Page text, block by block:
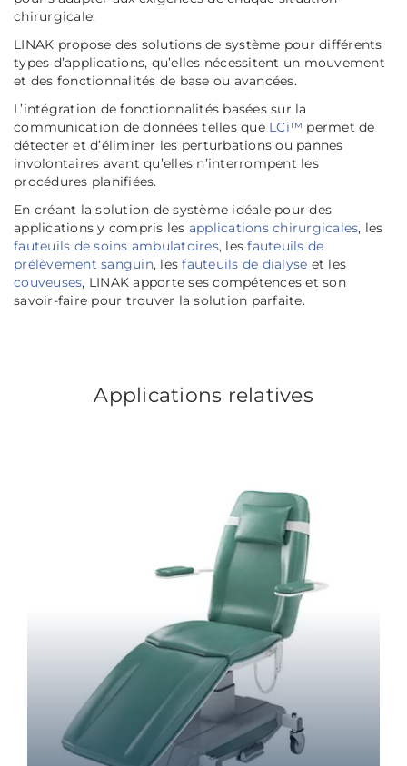
chirurgicale.
LINAK propose des solutions de système pour différents
types d’applications, qu’elles nécessitent un mouvement
et des fonctionnalités de base ou avancées.
L’intégration de fonctionnalités basées sur la
communication de données telles que LCi™ permet de
détecter et d’éliminer les perturbations ou pannes
involontaires avant qu’elles n’interrompent les
procédures planifiées.
En créant la solution de système idéale pour des
applications y compris les applications chirurgicales, les
fauteuils de soins ambulatoires, lesfauteuils de
prélèvement sanguin, lesfauteuils de dialyse et les
couveuses, LINAK apporte ses compétences et son
savoir-faire pour trouver la solution parfaite.
Applications relatives